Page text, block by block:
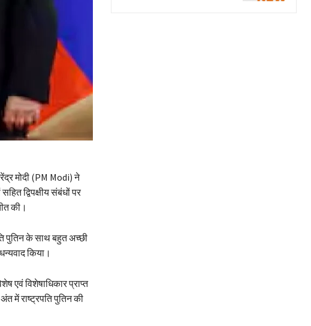
मोदी (PM Modi) ने
द्विपक्षीय संबंधों पर
की।
पुतिन के साथ बहुत अच्छी
किया।
एवं विशेषाधिकार प्राप्त
में राष्ट्रपति पुतिन की